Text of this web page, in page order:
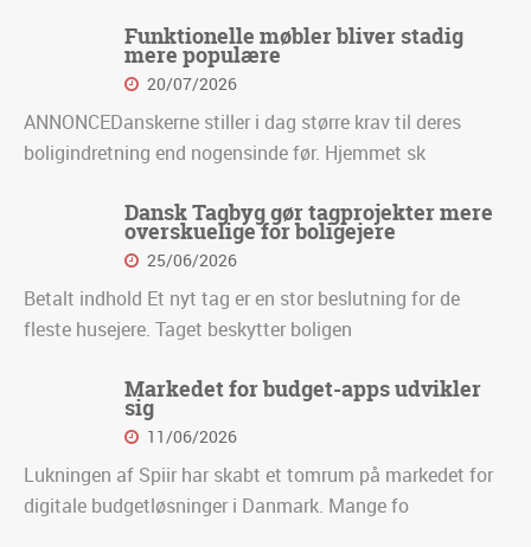
Funktionelle møbler bliver stadig
mere populære
20/07/2026
ANNONCEDanskerne stiller i dag større krav til deres
boligindretning end nogensinde før. Hjemmet sk
Dansk Tagbyg gør tagprojekter mere
overskuelige for boligejere
25/06/2026
Betalt indhold Et nyt tag er en stor beslutning for de
fleste husejere. Taget beskytter boligen
Markedet for budget-apps udvikler
sig
11/06/2026
Lukningen af Spiir har skabt et tomrum på markedet for
digitale budgetløsninger i Danmark. Mange fo